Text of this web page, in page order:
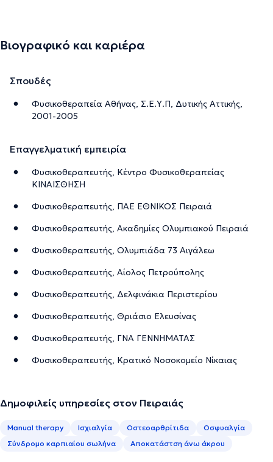
Βιογραφικό και καριέρα
Σπουδές
Φυσικοθεραπεία Αθήνας, Σ.Ε.Υ.Π, Δυτικής Αττικής,
2001-2005
Επαγγελματική εμπειρία
Φυσικοθεραπευτής, Κέντρο Φυσικοθεραπείας
ΚΙΝΑΙΣΘΗΣΗ
Φυσικοθεραπευτής, ΠΑΕ ΕΘΝΙΚΟΣ Πειραιά
Φυσικοθεραπευτής, Ακαδημίες Ολυμπιακού Πειραιά
Φυσικοθεραπευτής, Ολυμπιάδα 73 Αιγάλεω
Φυσικοθεραπευτής, Αίολος Πετρούπολης
Φυσικοθεραπευτής, Δελφινάκια Περιστερίου
Φυσικοθεραπευτής, Θριάσιο Ελευσίνας
Φυσικοθεραπευτής, ΓΝΑ ΓΕΝΝΗΜΑΤΑΣ
Φυσικοθεραπευτής, Κρατικό Νοσοκομείο Νίκαιας
Δημοφιλείς υπηρεσίες στον Πειραιάς
Manual therapy Ισχιαλγία Οστεοαρθρίτιδα
Οσφυαλγία
Σύνδρομο καρπιαίου σωλήνα
Αποκατάστση άνω άκρου